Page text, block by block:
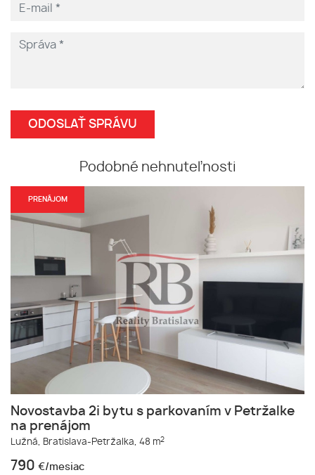
Podobné nehnuteľnosti
PRENÁJOM
Novostavba 2i bytu s parkovaním v Petržalke
na prenájom
Lužná, Bratislava-Petržalka, 48 m2
790 €/mesiac